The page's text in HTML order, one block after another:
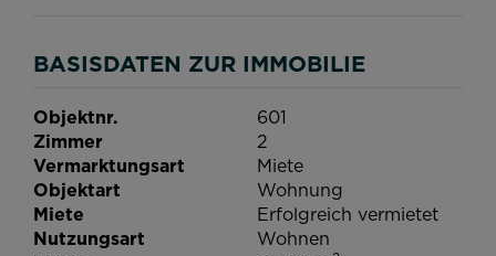
BASISDATEN ZUR IMMOBILIE
Objektnr.
601
Zimmer
2
Vermarktungsart
Miete
Objektart
Wohnung
Miete
Erfolgreich vermietet
Nutzungsart
Wohnen